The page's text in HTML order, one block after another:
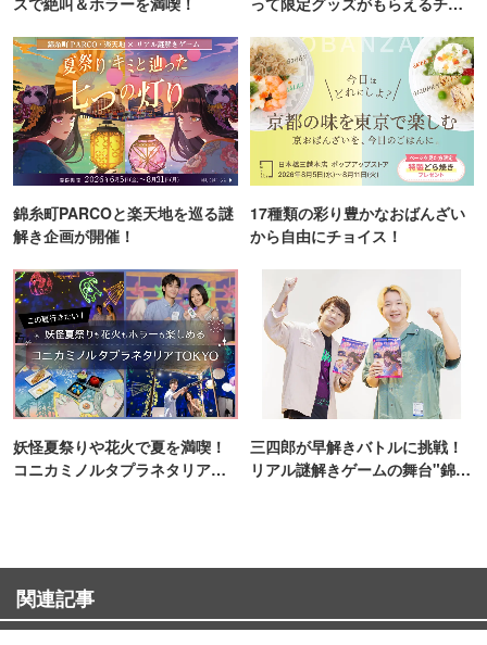
錦糸町PARCOと楽天地を巡る謎
解き企画が開催！
17種類の彩り豊かなおばんざい
から自由にチョイス！
妖怪夏祭りや花火で夏を満喫！
コニカミノルタプラネタリア
三四郎が早解きバトルに挑戦！
リアル謎解きゲームの舞台"錦糸
関連記事